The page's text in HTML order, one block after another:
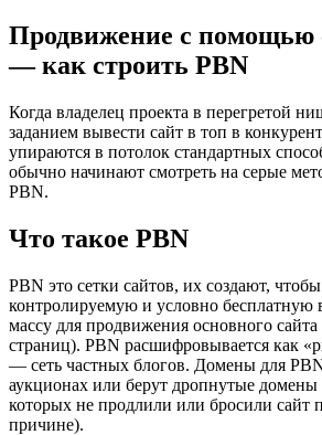
Продвижение с помощью
— как строить PBN
Когда владелец проекта в перегретой
заданием вывести сайт в топ в
упираются в потолок стандартных
обычно начинают смотреть на серые
PBN.
Что такое PBN
PBN это сетки сайтов, их создают,
контролируемую и условно
массу для продвижения основного
страниц). PBN расшифровывается как
— сеть частных блогов. Домены для
аукционах или берут дропнутые
которых не продлили или бросили сайт
причине).